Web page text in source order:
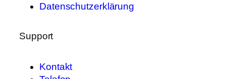
Datenschutzerklärung
Support
Kontakt